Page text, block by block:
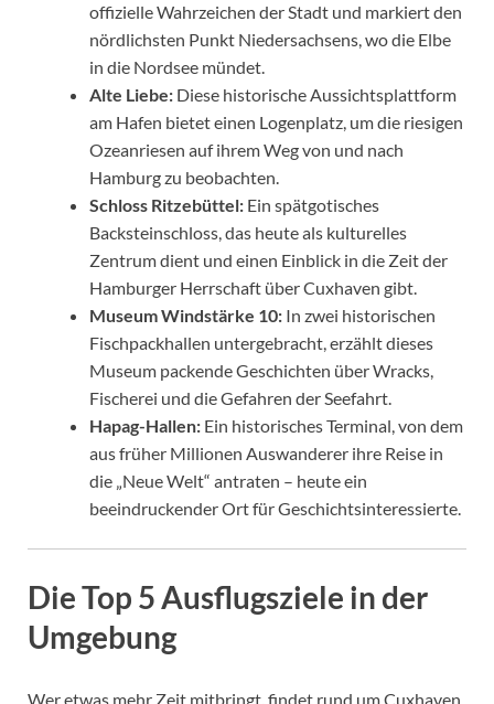
offizielle Wahrzeichen der Stadt und markiert den
nördlichsten Punkt Niedersachsens, wo die Elbe
in die Nordsee mündet.
Alte Liebe: Diese historische Aussichtsplattform
am Hafen bietet einen Logenplatz, um die riesigen
Ozeanriesen auf ihrem Weg von und nach
Hamburg zu beobachten.
Schloss Ritzebüttel: Ein spätgotisches
Backsteinschloss, das heute als kulturelles
Zentrum dient und einen Einblick in die Zeit der
Hamburger Herrschaft über Cuxhaven gibt.
Museum Windstärke 10: In zwei historischen
Fischpackhallen untergebracht, erzählt dieses
Museum packende Geschichten über Wracks,
Fischerei und die Gefahren der Seefahrt.
Hapag-Hallen: Ein historisches Terminal, von dem
aus früher Millionen Auswanderer ihre Reise in
die „Neue Welt“ antraten – heute ein
beeindruckender Ort für Geschichtsinteressierte.
Die Top 5 Ausflugsziele in der
Umgebung
Wer etwas mehr Zeit mitbringt, findet rund um Cuxhaven